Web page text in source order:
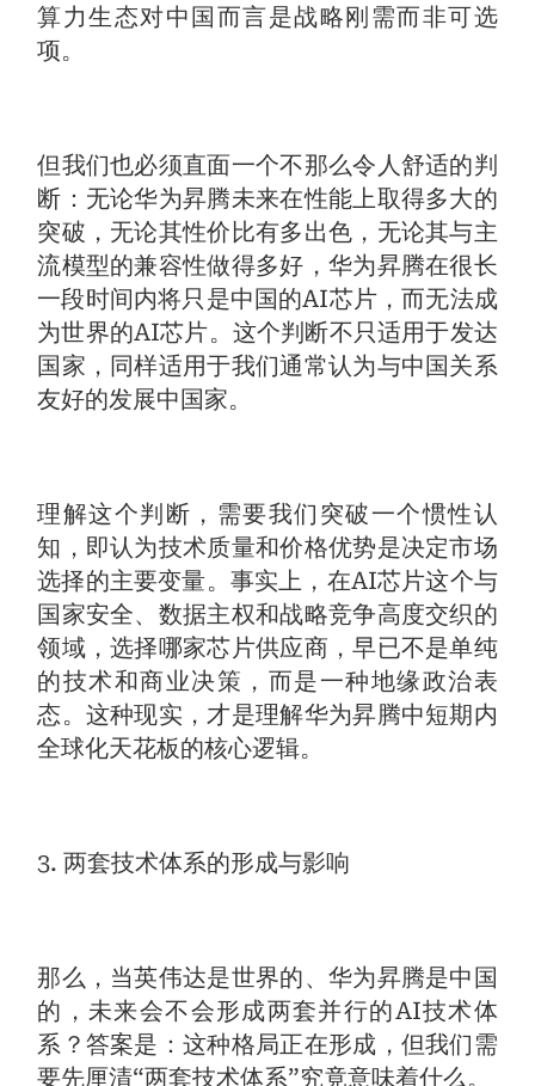
算力生态对中国而言是战略刚需而非可选
项。
但我们也必须直面一个不那么令人舒适的判
断：无论华为昇腾未来在性能上取得多大的
突破，无论其性价比有多出色，无论其与主
流模型的兼容性做得多好，华为昇腾在很长
一段时间内将只是中国的AI芯片，而无法成
为世界的AI芯片。这个判断不只适用于发达
国家，同样适用于我们通常认为与中国关系
友好的发展中国家。
理解这个判断，需要我们突破一个惯性认
知，即认为技术质量和价格优势是决定市场
选择的主要变量。事实上，在AI芯片这个与
国家安全、数据主权和战略竞争高度交织的
领域，选择哪家芯片供应商，早已不是单纯
的技术和商业决策，而是一种地缘政治表
态。这种现实，才是理解华为昇腾中短期内
全球化天花板的核心逻辑。
3. 两套技术体系的形成与影响
那么，当英伟达是世界的、华为昇腾是中国
的，未来会不会形成两套并行的AI技术体
系？答案是：这种格局正在形成，但我们需
要先厘清“两套技术体系”究竟意味着什么。